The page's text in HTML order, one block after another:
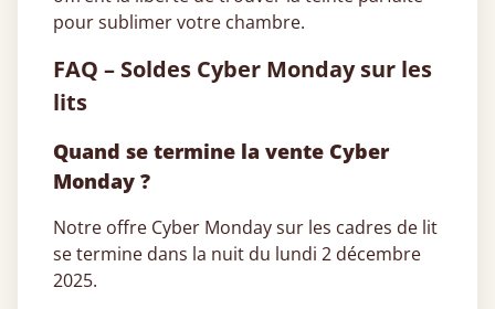
pour sublimer votre chambre.
FAQ – Soldes Cyber Monday sur les
lits
Quand se termine la vente Cyber
Monday ?
Notre offre Cyber Monday sur les cadres de lit
se termine dans la nuit du lundi 2 décembre
2025.